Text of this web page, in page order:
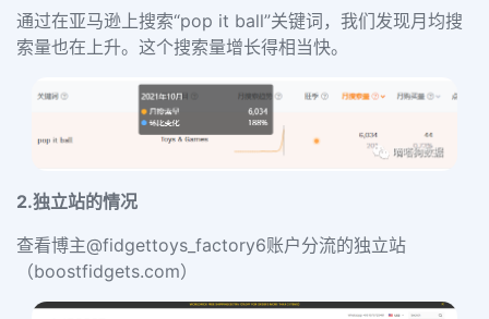
通过在亚马逊上搜索“pop it ball”关键词，我们发现月均搜
索量也在上升。这个搜索量增长得相当快。
2.独立站的情况
查看博主@fidgettoys_factory6账户分流的独立站
（boostfidgets.com）